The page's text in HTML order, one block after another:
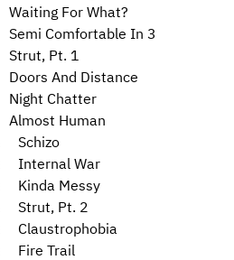
For What?
Comfortable In 3
Pt. 1
And Distance
Chatter
Human
Schizo
Internal War
Kinda Messy
Strut, Pt. 2
Claustrophobia
Fire Trail